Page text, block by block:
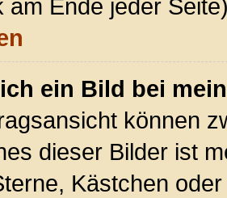
am Ende jeder
ein Bild bei
können
dieser Bilder ist
Kästchen